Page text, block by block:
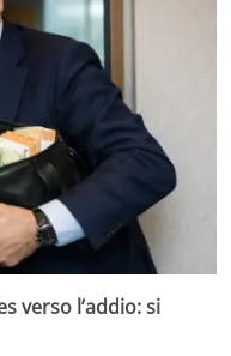
verso l’addio: si